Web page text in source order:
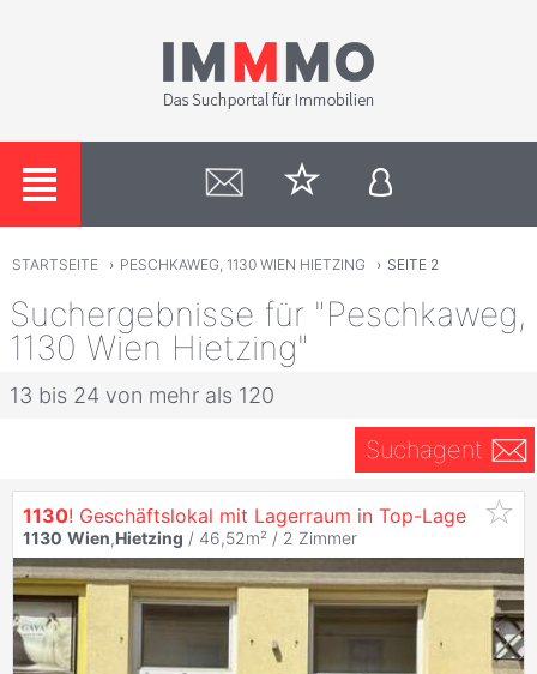
STARTSEITE › PESCHKAWEG, 1130 WIEN HIETZING › SEITE 2
Suchergebnisse für "Peschkaweg,
1130 Wien Hietzing"
13 bis 24 von mehr als 120
Suchagent
1130! Geschäftslokal mit Lagerraum in Top-Lage
1130 Wien,Hietzing / 46,52m² / 2 Zimmer